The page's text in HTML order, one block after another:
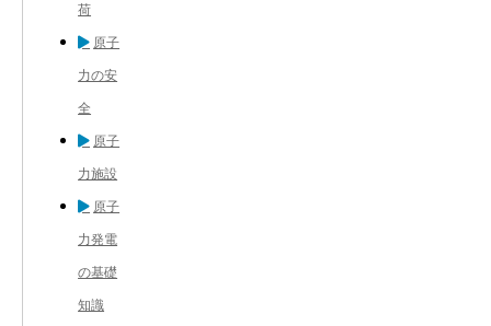
荷
原子
力の安
全
原子
力施設
原子
力発電
の基礎
知識